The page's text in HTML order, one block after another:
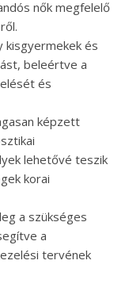
nők megfelelő
kisgyermekek és
beleértve a
és
képzett
lehetővé teszik
korai
a szükséges
a
tervének